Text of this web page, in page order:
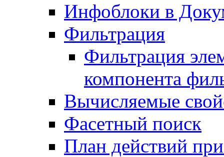
Инфоблоки в
Фильтрация
Фильтрация
компонента
Вычисляемые
Фасетный поиск
План действий